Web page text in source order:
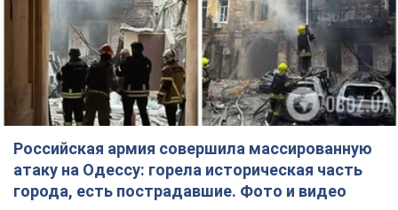
Российская армия совершила массированную
атаку на Одессу: горела историческая часть
города, есть пострадавшие. Фото и видео